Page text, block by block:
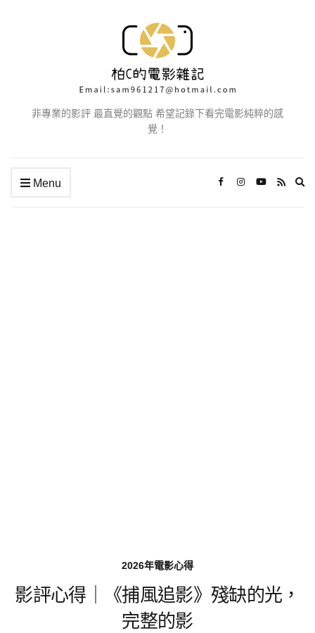
非專業的影評 最直覺的觀點 希望記錄下看完電影純粹的感
覺！
Menu
2026年電影心得
影評心得｜《捕風追影》殘缺的光，
完整的影